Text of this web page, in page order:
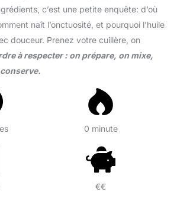
c’est une petite enquête: d’où
naît l’onctuosité, et pourquoi l’huile
douceur. Prenez votre cuillère, on
à respecter : on prépare, on mixe,
0 minute
€€